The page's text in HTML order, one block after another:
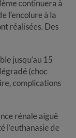
continuera à
l’encolure à la
réalisées. Des
jusqu’au 15
(choc
complications
rénale aiguë
l’euthanasie de